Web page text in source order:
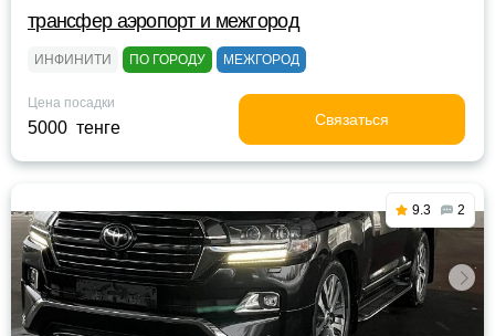
трансфер аэропорт и межгород
ИНФИНИТИ ПО ГОРОДУ МЕЖГОРОД
Цена посадки
5000 тенге Связаться
9.3 2